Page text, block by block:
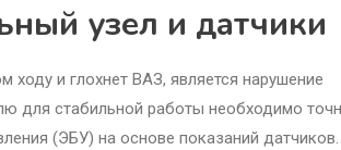
узел и датчики
и глохнет ВАЗ, является нарушение
для стабильной работы необходимо
(ЭБУ) на основе показаний датчиков.